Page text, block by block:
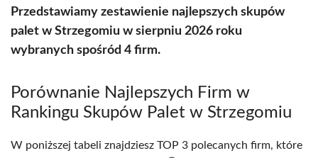
Przedstawiamy zestawienie najlepszych skupów
palet w Strzegomiu w sierpniu 2026 roku
wybranych spośród 4 firm.
Porównanie Najlepszych Firm w
Rankingu Skupów Palet w Strzegomiu
W poniższej tabeli znajdziesz TOP 3 polecanych firm, które